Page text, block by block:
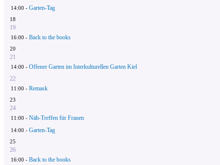
14:00 - Garten-Tag
18
19
16:00 - Back to the books
20
21
14:00 - Offener Garten im Interkulturellen Garten Kiel
22
11:00 - Remask
23
24
11:00 - Näh-Treffen für Frauen
14:00 - Garten-Tag
25
26
16:00 - Back to the books